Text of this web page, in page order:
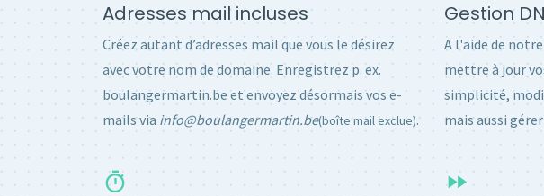
Adresses mail incluses
Créez autant d’adresses mail que vous le désirez
avec votre nom de domaine. Enregistrez p. ex.
boulangermartin.be et envoyez désormais vos e-
mails via info@boulangermartin.be(boîte mail exclue).
Gestion
A l'aide de
mettre à jour
simplicité,
mais aussi